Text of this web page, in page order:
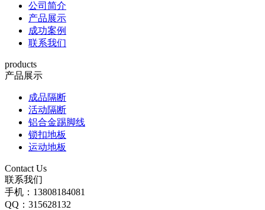
公司简介
产品展示
成功案例
联系我们
products
产品展示
成品隔断
活动隔断
铝合金踢脚线
锁扣地板
运动地板
Contact Us
联系我们
手机：13808184081
QQ：315628132